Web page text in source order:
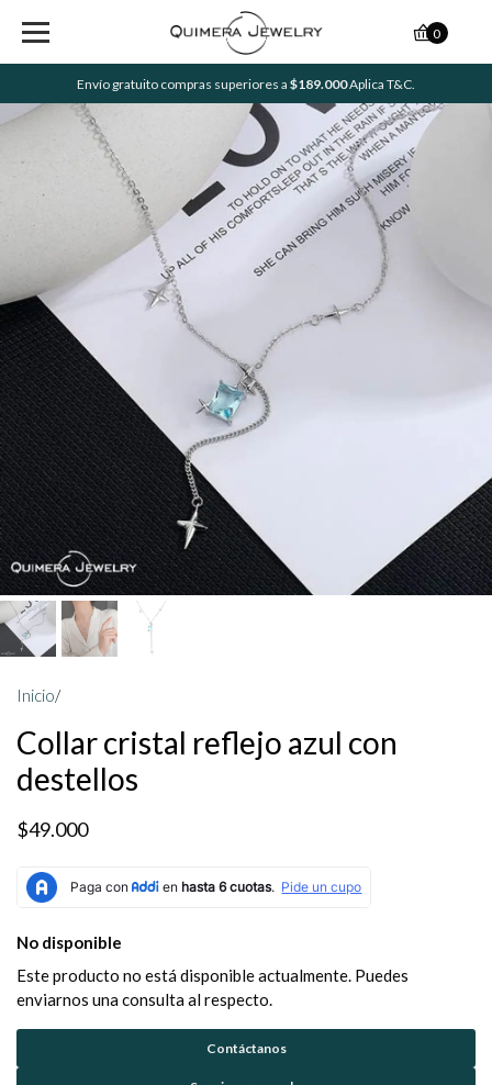
Envío gratuito compras superiores a $189.000Aplica T&C.
0
Inicio/
Collar cristal reflejo azul con
destellos
$49.000
No disponible
Este producto no está disponible actualmente. Puedes
enviarnos una consulta al respecto.
Contáctanos